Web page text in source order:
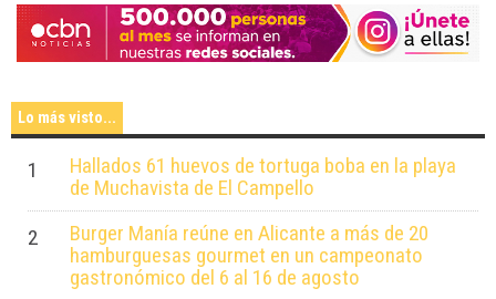
Lo más visto...
1
Hallados 61 huevos de tortuga boba en la playa
de Muchavista de El Campello
2
Burger Manía reúne en Alicante a más de 20
hamburguesas gourmet en un campeonato
gastronómico del 6 al 16 de agosto